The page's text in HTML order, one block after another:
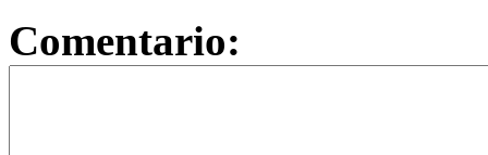
Comentario: